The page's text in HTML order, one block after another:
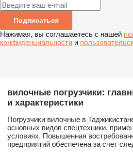
Подписаться
Нажимая, вы соглашаетесь с нашей
конфиденциальности и
вилочные погрузчики:
и характеристики
Погрузчики вилочные в
основных видов спецтехники,
условиях. Повышенная
предприятий обеспечена за счет